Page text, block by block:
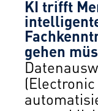
KI trifft
gehen